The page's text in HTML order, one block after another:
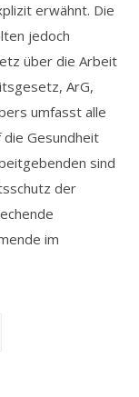
erwähnt. Die
jedoch
über die Arbeit
ArG,
umfasst alle
Gesundheit
sind
der
im